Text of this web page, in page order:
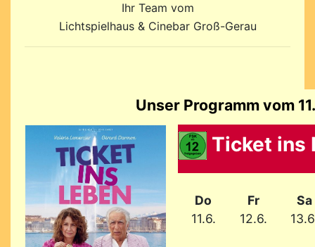
Ihr Team vom
Lichtspielhaus & Cinebar Groß-Gerau
Unser Programm vom
Ticket ins
Do
11.6.
Fr
12.6.
Sa